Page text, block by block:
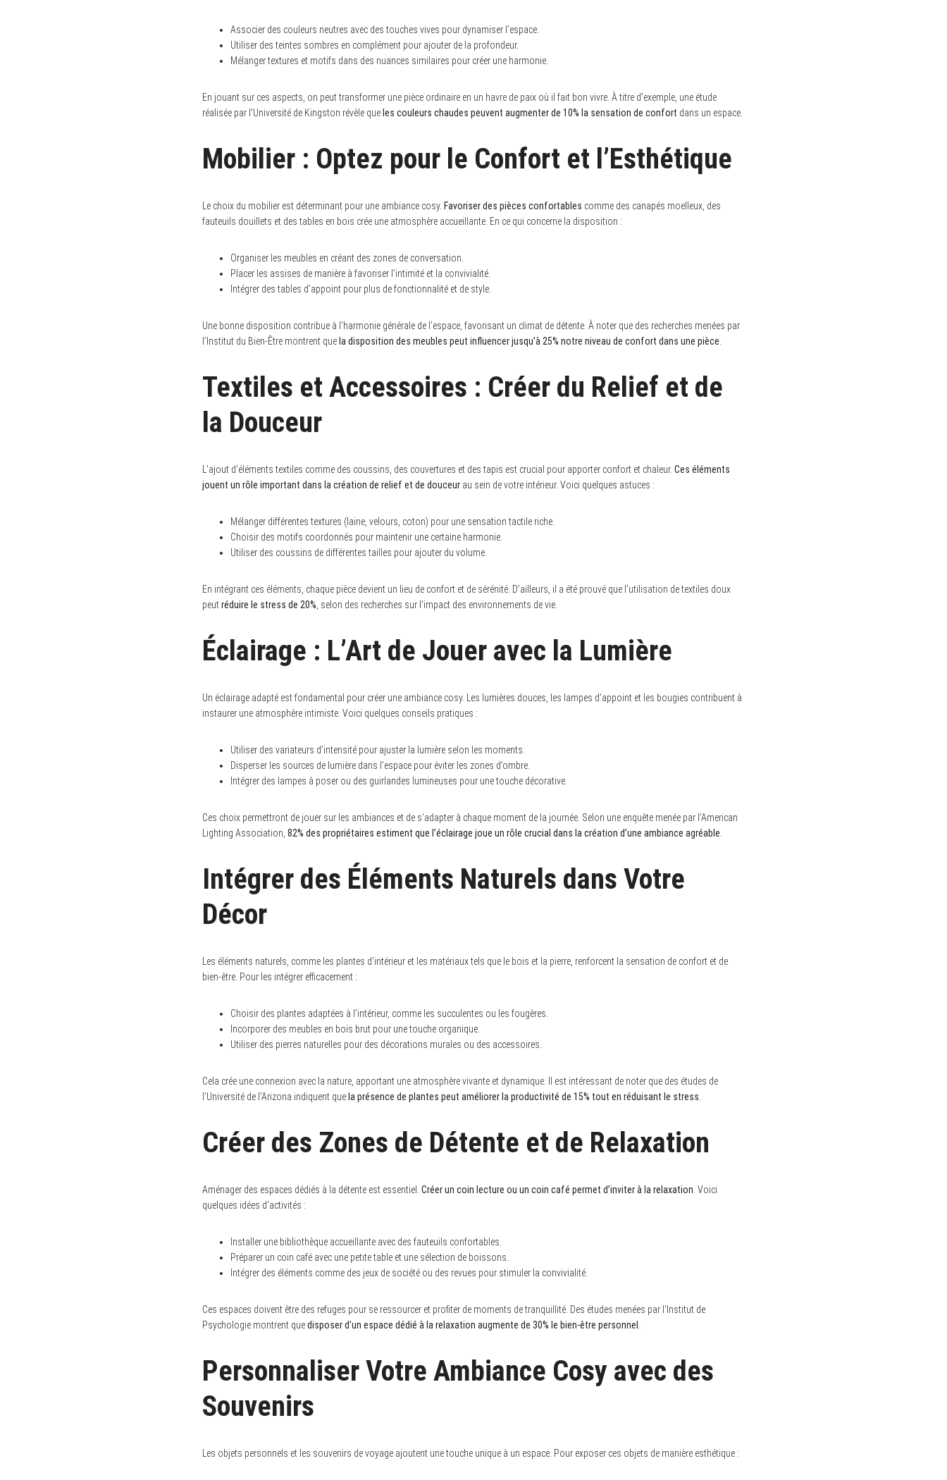
Associer des couleurs neutres avec des touches vives pour dynamiser l’espace.
Utiliser des teintes sombres en complément pour ajouter de la profondeur.
Mélanger textures et motifs dans des nuances similaires pour créer une harmonie.
En jouant sur ces aspects, on peut transformer une pièce ordinaire en un havre de paix où il fait bon vivre. À titre d’exemple, une étude
réalisée par l’Université de Kingston révèle que les couleurs chaudes peuvent augmenter de 10% la sensation de confort dans un espace.
Mobilier : Optez pour le Confort et l’Esthétique
Le choix du mobilier est déterminant pour une ambiance cosy. Favoriser des pièces confortables comme des canapés moelleux, des
fauteuils douillets et des tables en bois crée une atmosphère accueillante. En ce qui concerne la disposition :
Organiser les meubles en créant des zones de conversation.
Placer les assises de manière à favoriser l’intimité et la convivialité.
Intégrer des tables d’appoint pour plus de fonctionnalité et de style.
Une bonne disposition contribue à l’harmonie générale de l’espace, favorisant un climat de détente. À noter que des recherches menées par
l’Institut du Bien-Être montrent que la disposition des meubles peut influencer jusqu’à 25% notre niveau de confort dans une pièce.
Textiles et Accessoires : Créer du Relief et de
la Douceur
L’ajout d’éléments textiles comme des coussins, des couvertures et des tapis est crucial pour apporter confort et chaleur. Ces éléments
jouent un rôle important dans la création de relief et de douceur au sein de votre intérieur. Voici quelques astuces :
Mélanger différentes textures (laine, velours, coton) pour une sensation tactile riche.
Choisir des motifs coordonnés pour maintenir une certaine harmonie.
Utiliser des coussins de différentes tailles pour ajouter du volume.
En intégrant ces éléments, chaque pièce devient un lieu de confort et de sérénité. D’ailleurs, il a été prouvé que l’utilisation de textiles doux
peutréduire le stress de 20%, selon des recherches sur l’impact des environnements de vie.
Éclairage : L’Art de Jouer avec la Lumière
Un éclairage adapté est fondamental pour créer une ambiance cosy. Les lumières douces, les lampes d’appoint et les bougies contribuent à
instaurer une atmosphère intimiste. Voici quelques conseils pratiques :
Utiliser des variateurs d’intensité pour ajuster la lumière selon les moments.
Disperser les sources de lumière dans l’espace pour éviter les zones d’ombre.
Intégrer des lampes à poser ou des guirlandes lumineuses pour une touche décorative.
Ces choix permettront de jouer sur les ambiances et de s’adapter à chaque moment de la journée. Selon une enquête menée par l’American
Lighting Association, 82% des propriétaires estiment que l’éclairage joue un rôle crucial dans la création d’une ambiance agréable.
Intégrer des Éléments Naturels dans Votre
Décor
Les éléments naturels, comme les plantes d’intérieur et les matériaux tels que le bois et la pierre, renforcent la sensation de confort et de
bien-être. Pour les intégrer efficacement :
Choisir des plantes adaptées à l’intérieur, comme les succulentes ou les fougères.
Incorporer des meubles en bois brut pour une touche organique.
Utiliser des pierres naturelles pour des décorations murales ou des accessoires.
Cela crée une connexion avec la nature, apportant une atmosphère vivante et dynamique. Il est intéressant de noter que des études de
l’Université de l’Arizona indiquent que la présence de plantes peut améliorer la productivité de 15% tout en réduisant le stress.
Créer des Zones de Détente et de Relaxation
Aménager des espaces dédiés à la détente est essentiel. Créer un coin lecture ou un coin café permet d’inviter à la relaxation. Voici
quelques idées d’activités :
Installer une bibliothèque accueillante avec des fauteuils confortables.
Préparer un coin café avec une petite table et une sélection de boissons.
Intégrer des éléments comme des jeux de société ou des revues pour stimuler la convivialité.
Ces espaces doivent être des refuges pour se ressourcer et profiter de moments de tranquillité. Des études menées par l’Institut de
Psychologie montrent quedisposer d’un espace dédié à la relaxation augmente de 30% le bien-être personnel .
Personnaliser Votre Ambiance Cosy avec des
Souvenirs
Les objets personnels et les souvenirs de voyage ajoutent une touche unique à un espace. Pour exposer ces objets de manière esthétique :